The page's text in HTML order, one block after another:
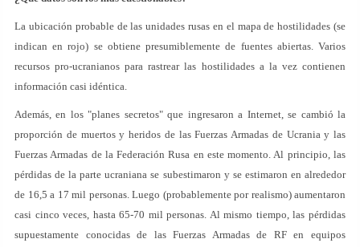
La ubicación probable de las unidades rusas en el mapa de hostilidades (se
indican en rojo) se obtiene presumiblemente de fuentes abiertas. Varios
recursos pro-ucranianos para rastrear las hostilidades a la vez contienen
información casi idéntica.
Además, en los "planes secretos" que ingresaron a Internet, se cambió la
proporción de muertos y heridos de las Fuerzas Armadas de Ucrania y las
Fuerzas Armadas de la Federación Rusa en este momento. Al principio, las
pérdidas de la parte ucraniana se subestimaron y se estimaron en alrededor
de 16,5 a 17 mil personas. Luego (probablemente por realismo) aumentaron
casi cinco veces, hasta 65-70 mil personas. Al mismo tiempo, las pérdidas
supuestamente conocidas de las Fuerzas Armadas de RF en equipos